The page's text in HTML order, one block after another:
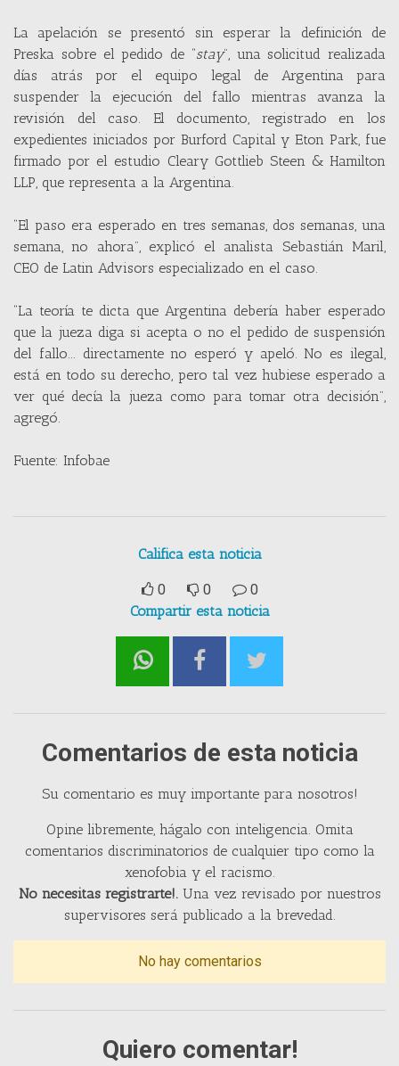
La apelación se presentó sin esperar la definición de
Preska sobre el pedido de “stay”, una solicitud realizada
días atrás por el equipo legal de Argentina para
suspender la ejecución del fallo mientras avanza la
revisión del caso. El documento, registrado en los
expedientes iniciados por Burford Capital y Eton Park, fue
firmado por el estudio Cleary Gottlieb Steen & Hamilton
LLP, que representa a la Argentina.
“El paso era esperado en tres semanas, dos semanas, una
semana, no ahora”, explicó el analista Sebastián Maril,
CEO de Latin Advisors especializado en el caso.
“La teoría te dicta que Argentina debería haber esperado
que la jueza diga si acepta o no el pedido de suspensión
del fallo... directamente no esperó y apeló. No es ilegal,
está en todo su derecho, pero tal vez hubiese esperado a
ver qué decía la jueza como para tomar otra decisión”,
agregó.
Fuente: Infobae
Califica esta noticia
0 0
0
Compartir esta noticia
Comentarios de esta noticia
Su comentario es muy importante para nosotros!
Opine libremente, hágalo con inteligencia. Omita
comentarios discriminatorios de cualquier tipo como la
xenofobia y el racismo.
No necesitas registrarte!.Una vez revisado por nuestros
supervisores será publicado a la brevedad.
No hay comentarios
Quiero comentar!